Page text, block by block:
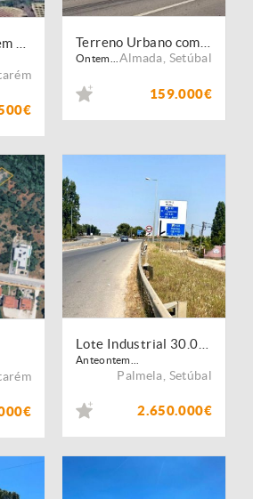
Ontem... Almada Setúbal
159.000€
Anteontem...
Palmela Setúbal
2.650.000€